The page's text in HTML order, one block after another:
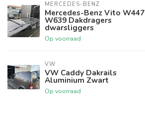
MERCEDES-BENZ
Mercedes-Benz Vito W447
W639 Dakdragers
dwarsliggers
Op voorraad
VW
VW Caddy Dakrails
Aluminium Zwart
Op voorraad